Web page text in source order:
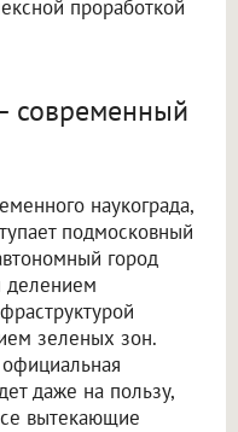
проработкой
современный
наукограда,
подмосковный
город
делением
зеленых зон.
даже на пользу,
вытекающие